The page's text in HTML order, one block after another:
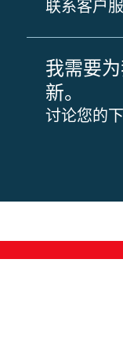
联系客户
我需要
新。
讨论您的